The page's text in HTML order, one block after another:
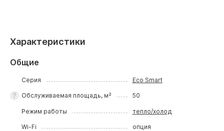
Характеристики
Общие
Серия Eco Smart
Обслуживаемая площадь, м² 50
Режим работы тепло/холод
Wi-Fi опция